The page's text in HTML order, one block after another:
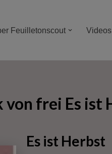
Feuilletonscout Videos
frei Es ist
Es ist Herbst